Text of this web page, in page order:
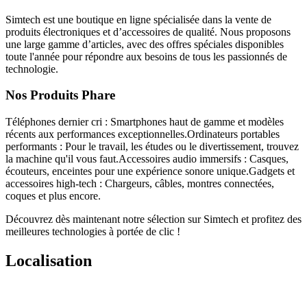
Simtech est une boutique en ligne spécialisée dans la vente de
produits électroniques et d’accessoires de qualité. Nous proposons
une large gamme d’articles, avec des offres spéciales disponibles
toute l'année pour répondre aux besoins de tous les passionnés de
technologie.
Nos Produits Phare
Téléphones dernier cri : Smartphones haut de gamme et modèles
récents aux performances exceptionnelles.Ordinateurs portables
performants : Pour le travail, les études ou le divertissement, trouvez
la machine qu'il vous faut.Accessoires audio immersifs : Casques,
écouteurs, enceintes pour une expérience sonore unique.Gadgets et
accessoires high-tech : Chargeurs, câbles, montres connectées,
coques et plus encore.
Découvrez dès maintenant notre sélection sur Simtech et profitez des
meilleures technologies à portée de clic !
Localisation